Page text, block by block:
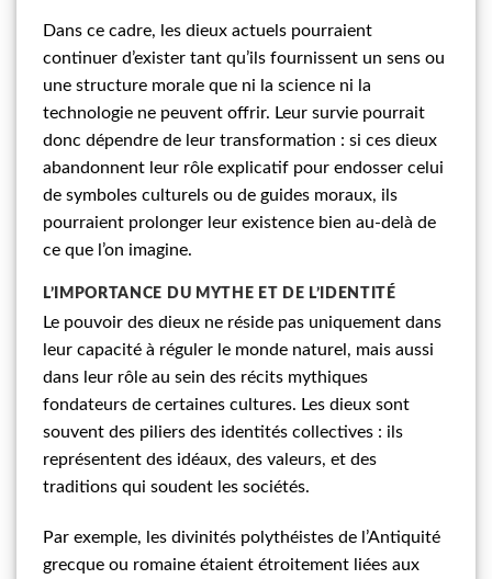
Dans ce cadre, les dieux actuels pourraient
continuer d’exister tant qu’ils fournissent un sens ou
une structure morale que ni la science ni la
technologie ne peuvent offrir. Leur survie pourrait
donc dépendre de leur transformation : si ces dieux
abandonnent leur rôle explicatif pour endosser celui
de symboles culturels ou de guides moraux, ils
pourraient prolonger leur existence bien au-delà de
ce que l’on imagine.
L’IMPORTANCE DU MYTHE ET DE L’IDENTITÉ
Le pouvoir des dieux ne réside pas uniquement dans
leur capacité à réguler le monde naturel, mais aussi
dans leur rôle au sein des récits mythiques
fondateurs de certaines cultures. Les dieux sont
souvent des piliers des identités collectives : ils
représentent des idéaux, des valeurs, et des
traditions qui soudent les sociétés.
Par exemple, les divinités polythéistes de l’Antiquité
grecque ou romaine étaient étroitement liées aux